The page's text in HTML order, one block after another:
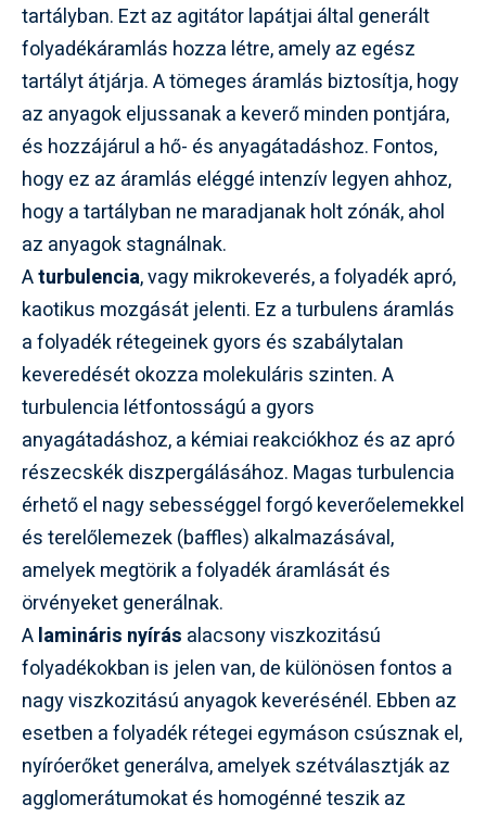
tartályban. Ezt az agitátor lapátjai által generált
folyadékáramlás hozza létre, amely az egész
tartályt átjárja. A tömeges áramlás biztosítja, hogy
az anyagok eljussanak a keverő minden pontjára,
és hozzájárul a hő- és anyagátadáshoz. Fontos,
hogy ez az áramlás eléggé intenzív legyen ahhoz,
hogy a tartályban ne maradjanak holt zónák, ahol
az anyagok stagnálnak.
Aturbulencia, vagy mikrokeverés, a folyadék apró,
kaotikus mozgását jelenti. Ez a turbulens áramlás
a folyadék rétegeinek gyors és szabálytalan
keveredését okozza molekuláris szinten. A
turbulencia létfontosságú a gyors
anyagátadáshoz, a kémiai reakciókhoz és az apró
részecskék diszpergálásához. Magas turbulencia
érhető el nagy sebességgel forgó keverőelemekkel
és terelőlemezek (baffles) alkalmazásával,
amelyek megtörik a folyadék áramlását és
örvényeket generálnak.
Alamináris nyírás alacsony viszkozitású
folyadékokban is jelen van, de különösen fontos a
nagy viszkozitású anyagok keverésénél. Ebben az
esetben a folyadék rétegei egymáson csúsznak el,
nyíróerőket generálva, amelyek szétválasztják az
agglomerátumokat és homogénné teszik az